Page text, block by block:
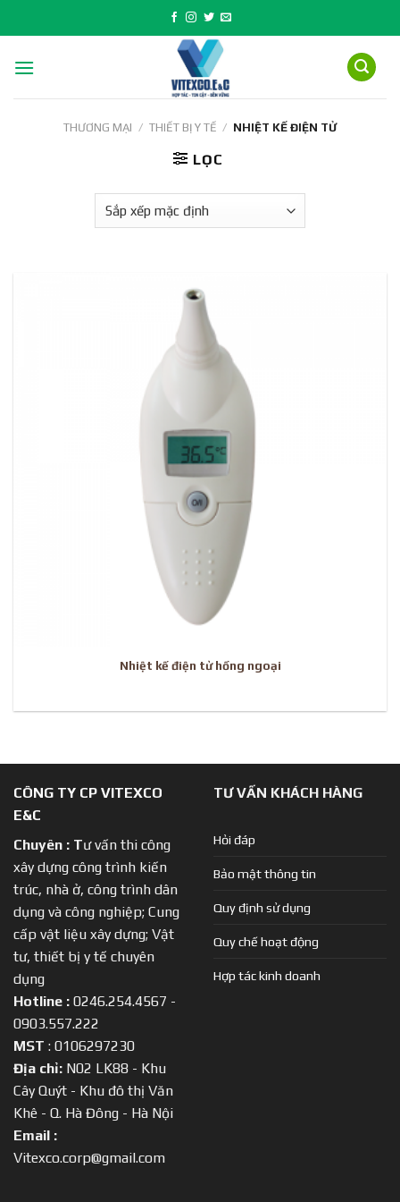
to
THƯƠNG MẠI / THIẾT BỊ Y TẾ / NHIỆT KẾ ĐIỆN TỬ
LỌC
Nhiệt kế điện tử hồng ngoại
CÔNG TY CP VITEXCO
E&C
Chuyên : Tư vấn thi công
xây dựng công trình kiến
trúc, nhà ở, công trình dân
dụng và công nghiệp; Cung
cấp vật liệu xây dựng; Vật
tư, thiết bị y tế chuyên
dụng
Hotline : 0246.254.4567 -
0903.557.222
MST : 0106297230
Địa chỉ: N02 LK88 - Khu
Cây Quýt - Khu đô thị Văn
Khê - Q. Hà Đông - Hà Nội
Email :
Vitexco.corp@gmail.com
TƯ VẤN KHÁCH HÀNG
Hỏi đáp
Bảo mật thông tin
Quy định sử dụng
Quy chế hoạt động
Hợp tác kinh doanh